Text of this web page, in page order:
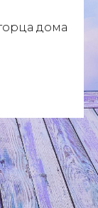
дома